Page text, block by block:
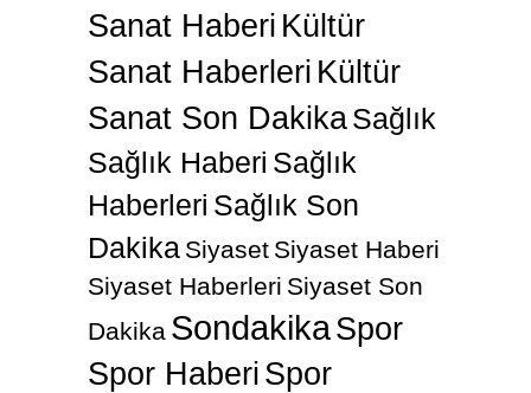
Sanat Haberi Kültür
Sanat Haberleri Kültür
Sanat Son DakikaSağlık
Sağlık Haberi Sağlık
Haberleri Sağlık Son
Dakika Siyaset Siyaset Haberi
Siyaset Haberleri Siyaset Son
Dakika SondakikaSpor
Spor Haberi Spor